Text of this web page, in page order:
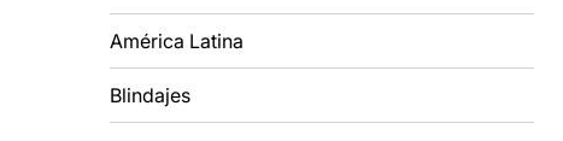
América Latina
Blindajes